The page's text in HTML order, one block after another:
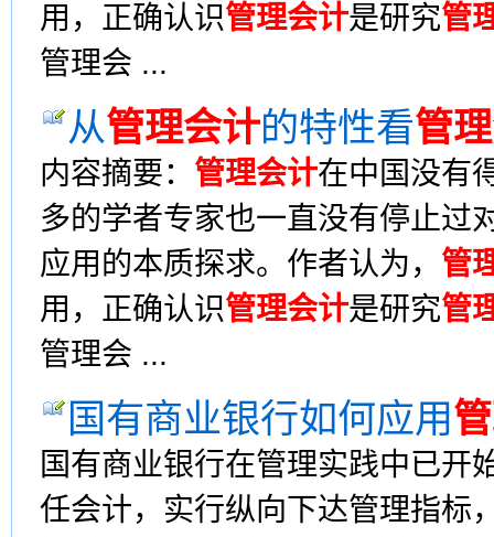
用，正确认识管理会计是研究管
管理会 ...
从管理会计的特性看管
内容摘要： 管理会计在中国没有
多的学者专家也一直没有停止过
应用的本质探求。作者认为， 管
用，正确认识管理会计是研究管
管理会 ...
国有商业银行如何应用
国有商业银行在管理实践中已开
任会计，实行纵向下达管理指标